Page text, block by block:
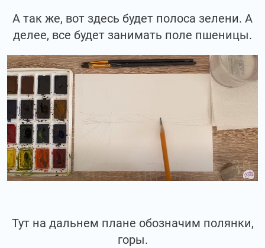
А так же, вот здесь будет полоса зелени. А
делее, все будет занимать поле пшеницы.
Тут на дальнем плане обозначим полянки,
горы.